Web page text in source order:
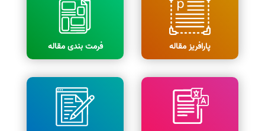
پارافریز مقاله فرمت بندی مقاله